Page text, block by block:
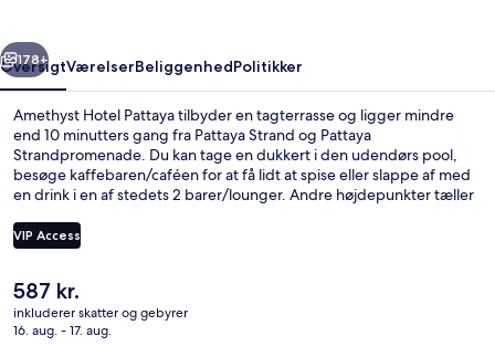
Næste
178+
OversigtVærelserBeliggenhedPolitikker
Amethyst Hotel Pattaya tilbyder en tagterrasse og ligger mindre
end 10 minutters gang fra Pattaya Strand og Pattaya
Strandpromenade. Du kan tage en dukkert i den udendørs pool,
besøge kaffebaren/caféen for at få lidt at spise eller slappe af med
en drink i en af stedets 2 barer/lounger. Andre højdepunkter tæller
stedets hjælpsomme personale.
VIP Access
Den
nuværende
pris
587 kr.
inkluderer skatter og gebyrer
16. aug. - 17. aug.